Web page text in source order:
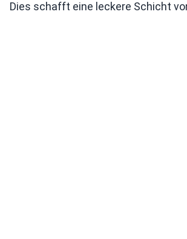
Dies schafft eine leckere Schicht